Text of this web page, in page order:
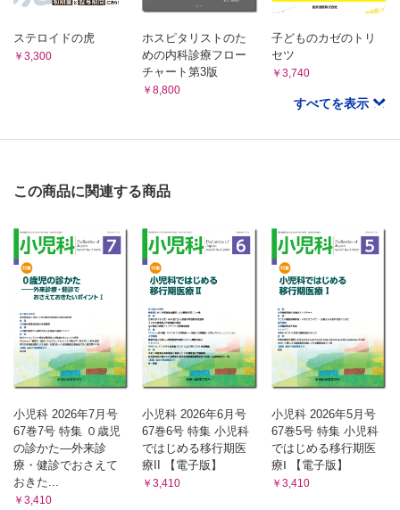
ステロイドの虎
￥3,300
ホスピタリストのた
めの内科診療フロー
チャート第3版
￥8,800
子どものカゼのトリ
セツ
￥3,740
すべてを表示
この商品に関連する商品
小児科 2026年7月号
67巻7号 特集 ０歳児
の診かた―外来診
療・健診でおさえて
おきた...
￥3,410
小児科 2026年6月号
67巻6号 特集 小児科
ではじめる移行期医
療II 【電子版】
￥3,410
小児科 2026年5月号
67巻5号 特集 小児科
ではじめる移行期医
療Ⅰ 【電子版】
￥3,410